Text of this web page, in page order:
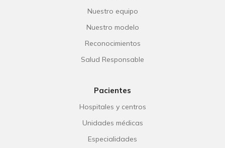
Nuestro equipo
Nuestro modelo
Reconocimientos
Salud Responsable
Pacientes
Hospitales y centros
Unidades médicas
Especialidades